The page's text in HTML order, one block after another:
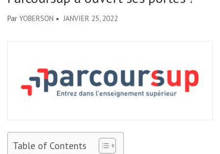
Par YOBERSON JANVIER 25, 2022
Table of Contents